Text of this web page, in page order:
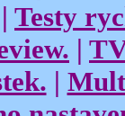
| Testy
|
|